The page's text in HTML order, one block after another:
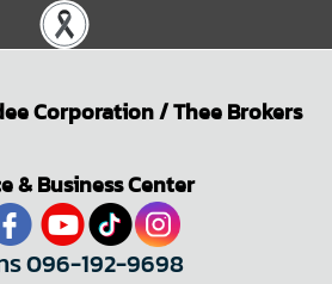
Corporation/Thee Brokers
& Business Center
ร 096-192-9698